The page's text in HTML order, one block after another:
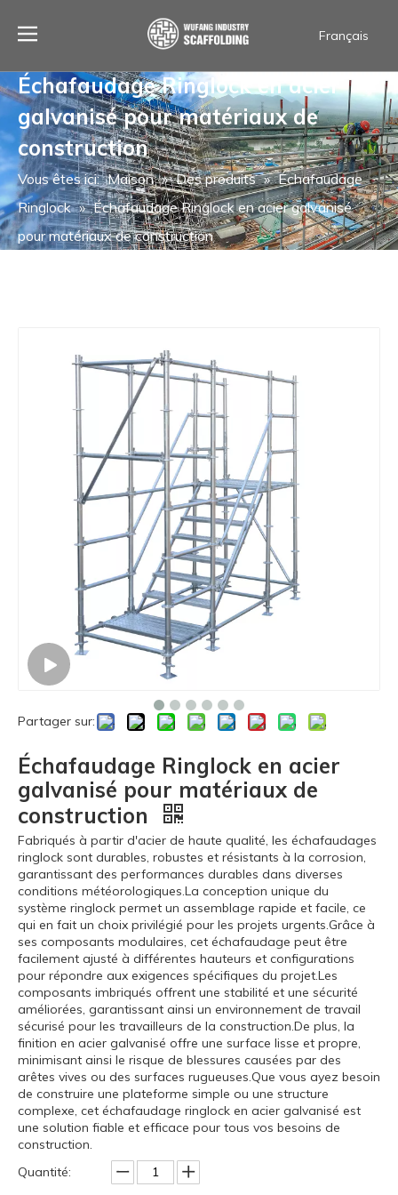
Français
Español
Português
ไทย
English
Échafaudage Ringlock en acier
galvanisé pour matériaux de
construction
Vous êtes ici: Maison » Des produits » Échafaudage
Ringlock » Échafaudage Ringlock en acier galvanisé
pour matériaux de construction
Partager sur:
Échafaudage Ringlock en acier
galvanisé pour matériaux de
construction
Fabriqués à partir d'acier de haute qualité, les échafaudages
ringlock sont durables, robustes et résistants à la corrosion,
garantissant des performances durables dans diverses
conditions météorologiques.La conception unique du
système ringlock permet un assemblage rapide et facile, ce
qui en fait un choix privilégié pour les projets urgents.Grâce à
ses composants modulaires, cet échafaudage peut être
facilement ajusté à différentes hauteurs et configurations
pour répondre aux exigences spécifiques du projet.Les
composants imbriqués offrent une stabilité et une sécurité
améliorées, garantissant ainsi un environnement de travail
sécurisé pour les travailleurs de la construction.De plus, la
finition en acier galvanisé offre une surface lisse et propre,
minimisant ainsi le risque de blessures causées par des
arêtes vives ou des surfaces rugueuses.Que vous ayez besoin
de construire une plateforme simple ou une structure
complexe, cet échafaudage ringlock en acier galvanisé est
une solution fiable et efficace pour tous vos besoins de
construction.
Quantité: